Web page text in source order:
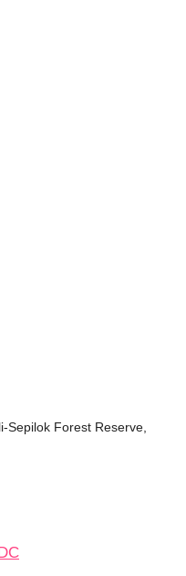
Sepilok Forest Reserve,